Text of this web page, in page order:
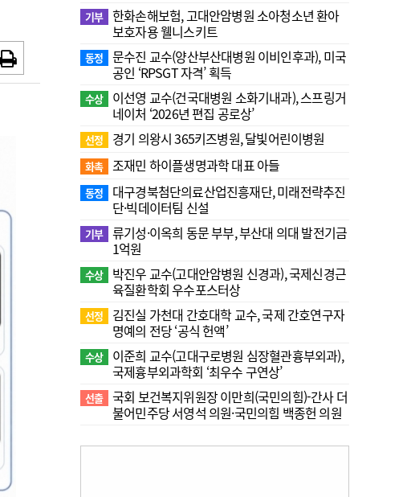
기부 한화손해보험, 고대안암병원 소아청소년 환아
보호자용 웰니스키트
동정
문수진 교수( 양산부산대병원 이비인후과), 미국
공인 ‘RPSGT 자격’ 획득
수상
이선영 교수(건국대병원 소화기내과), 스프링거
네이처 ‘2026년 편집 공로상’
선정 경기 의왕시 365키즈병원, 달빛어린이병원
화촉 조재민 하이플생명과학 대표 아들
동정
대구경북첨단의료산업진흥재단, 미래전략추진
단·빅데이터팀 신설
기부 류기성·이옥희 동문 부부, 부산대 의대 발전기금
1억원
수상
박진우 교수(고대안암병원 신경과), 국제신경근
육질환학회 우수포스터상
선정
김진실 가천대 간호대학 교수, 국제 간호연구자
명예의 전당 ‘공식 헌액’
수상
이준희 교수(고대구로병원 심장혈관흉부외과),
국제흉부외과학회 ‘최우수 구연상’
선출 국회 보건복지위원장 이만희(국민의힘)-간사 더
불어민주당 서영석 의원·국민의힘 백종헌 의원